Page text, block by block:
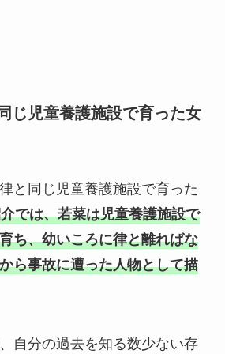
じ児童養護施設で育った女
と同じ児童養護施設で育った
では、若菜は児童養護施設で
ち、幼いころに律と離ればな
ら事故に遭った人物として描
自分の過去を知る数少ない存